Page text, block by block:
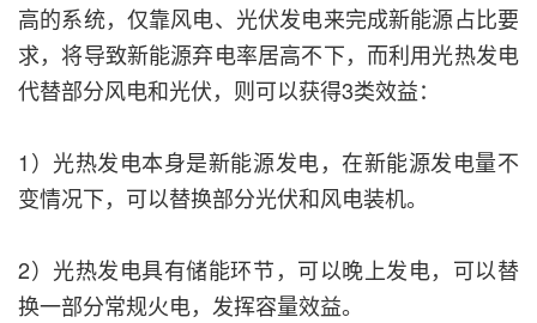
高的系统，仅靠风电、光伏发电来完成新能源占比要
求，将导致新能源弃电率居高不下，而利用光热发电
代替部分风电和光伏，则可以获得3类效益：
1）光热发电本身是新能源发电，在新能源发电量不
变情况下，可以替换部分光伏和风电装机。
2）光热发电具有储能环节，可以晚上发电，可以替
换一部分常规火电，发挥容量效益。